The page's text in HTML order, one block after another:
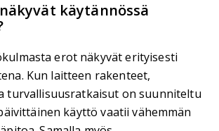
käytännössä
erot näkyvät erityisesti
Kun laitteen rakenteet,
turvallisuusratkaisut on suunniteltu
käyttö vaatii vähemmän